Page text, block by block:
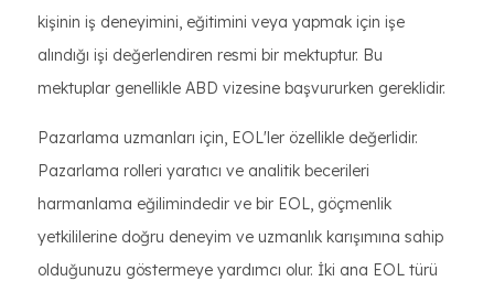
kişinin iş deneyimini, eğitimini veya yapmak için işe
alındığı işi değerlendiren resmi bir mektuptur. Bu
mektuplar genellikle ABD vizesine başvururken gereklidir.
Pazarlama uzmanları için, EOL'ler özellikle değerlidir.
Pazarlama rolleri yaratıcı ve analitik becerileri
harmanlama eğilimindedir ve bir EOL, göçmenlik
yetkililerine doğru deneyim ve uzmanlık karışımına sahip
olduğunuzu göstermeye yardımcı olur. İki ana EOL türü